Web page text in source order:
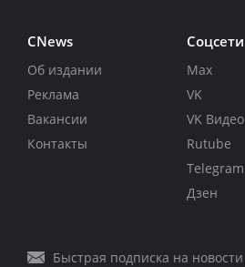
CNews
Об издании
Реклама
Вакансии
Контакты
Соцсети
Max
VK
VK Видео
Rutube
Telegram
Дзен
Быстрая подписка на новости